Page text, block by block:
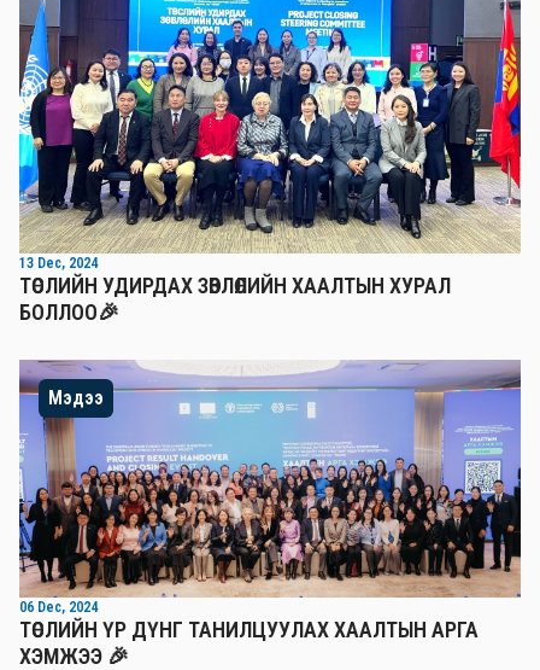
13 Dec, 2024
ТӨСЛИЙН УДИРДАХ ЗӨВЛӨЛИЙН ХААЛТЫН ХУРАЛ
БОЛЛОО🎉
Мэдээ
06 Dec, 2024
ТӨСЛИЙН ҮР ДҮНГ ТАНИЛЦУУЛАХ ХААЛТЫН АРГА
ХЭМЖЭЭ 🎉